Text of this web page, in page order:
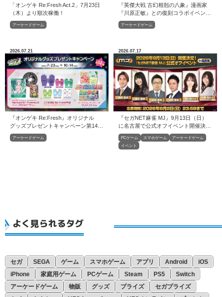
アーケードゲーム
「オンゲキ Re:Fresh Act.2」7月23日
（木）より順次稼働！
アーケードゲーム
『英傑大戦 古幻相剋の八象』漫画家
『川原正敏』との復刻コラボイベント
を本日より開始！
2026.07.21
アーケードゲーム
『オンゲキ Re:Fresh』オリジナル
グッズプレゼントキャンペーン第14弾
開催！
2026.07.17
PCゲーム スマホゲーム
アーケードゲーム
イベント
『セガNET麻雀 MJ』9月13日（日）
に名古屋で公式オフイベント開催決
定！
よく見られるタグ
セガ SEGA ゲーム スマホゲーム アプリ Android
iOS
iPhone
家庭用ゲーム PCゲーム Steam PS5
Switch
アーケードゲーム
物販 グッズ プライズ
セガプライズ